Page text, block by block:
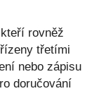
rovněž
třetími
nebo zápisu
doručování